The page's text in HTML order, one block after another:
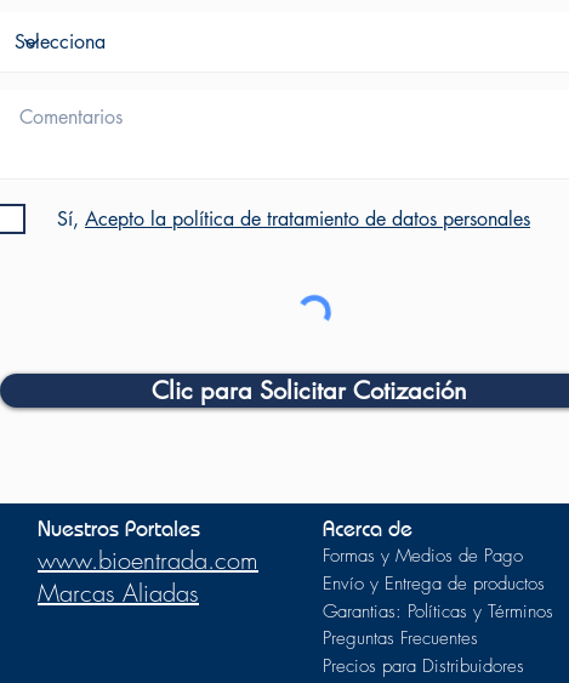
Sí, Acepto la política de tratamiento de datos personales
Clic para Solicitar Cotización
Nuestros Portales
www.bioentrada.com
Marcas Aliadas
Acerca de
Formas y Medios de Pago
Envío y Entrega de productos
Garantias: Políticas y Términos
Preguntas Frecuentes
Precios para Distribuidores